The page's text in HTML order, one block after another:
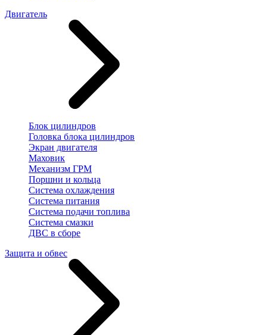
Двигатель
Блок цилиндров
Головка блока цилиндров
Экран двигателя
Маховик
Механизм ГРМ
Поршни и кольца
Система охлаждения
Система питания
Система подачи топлива
Система смазки
ДВС в сборе
Защита и обвес